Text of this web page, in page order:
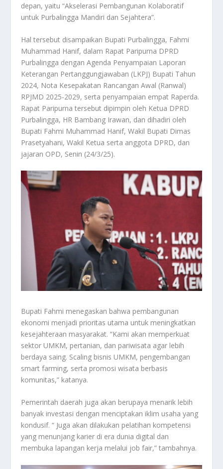
depan, yaitu “Akselerasi Pembangunan Kolaboratif
untuk Purbalingga Mandiri dan Sejahtera”.
Hal tersebut disampaikan Bupati Purbalingga, Fahmi
Muhammad Hanif, dalam Rapat Paripurna DPRD
Purbalingga dengan Agenda Penyampaian Laporan
Keterangan Pertanggungjawaban (LKPJ) Bupati Tahun
2024, Nota Kesepakatan Rancangan Awal (Ranwal)
RPJMD 2025-2029, serta penyampaian empat Raperda.
Rapat Paripurna tersebut dipimpin oleh Ketua DPRD
Purbalingga, HR Bambang Irawan, dan dihadiri oleh
Bupati Fahmi Muhammad Hanif, Wakil Bupati Dimas
Prasetyahani, Wakil Ketua serta anggota DPRD, dan
jajaran OPD, Senin (24/3/25).
Bupati Fahmi menegaskan bahwa pembangunan
ekonomi menjadi prioritas utama untuk meningkatkan
kesejahteraan masyarakat. “Kami akan memperkuat
sektor UMKM, pertanian, dan pariwisata agar lebih
berdaya saing. Scaling bisnis UMKM, pengembangan
smart farming, serta promosi wisata berbasis
komunitas,” katanya.
Pemerintah daerah juga akan berupaya menarik lebih
banyak investasi dengan menciptakan iklim usaha yang
kondusif. “ Juga akan dilakukan pelatihan kompetensi
yang menunjang karier di era dunia digital dan
membuka lapangan kerja melalui job fair,” tambahnya.